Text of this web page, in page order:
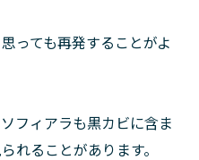
っても再発することがよ
フィアラも黒カビに含ま
れることがあります。